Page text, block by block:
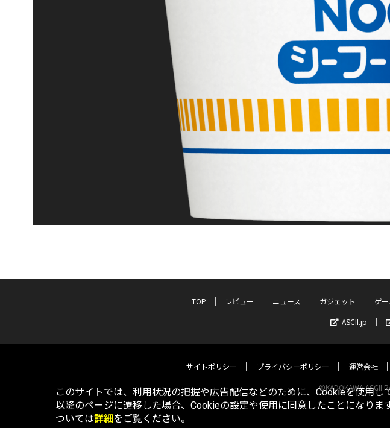
TOP レビュー ニュース ガジェット ゲ
ASCII.jp
サイトポリシー プライバシーポリシー 運営会社
©KADOKAWA ASCII
このサイトでは、利用状況の把握や広告配信などのために、Cookieを使用
以降のページに遷移した場合、Cookieの設定や使用に同意したことになりま
ついては詳細をご覧ください。